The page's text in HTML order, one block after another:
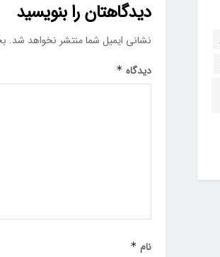
دیدگاهتان را بنویسید
نشانی ایمیل شما منتشر نخواهد شد.
دیدگاه *
نام *